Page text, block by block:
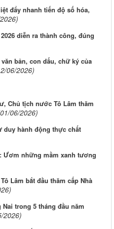
đẩy nhanh tiến độ số hóa,
diễn ra thành công, đúng
bản, con dấu, chữ ký của
06/2026)
Chủ tịch nước Tô Lâm thăm
06/2026)
duy hành động thực chất
Ươm những mầm xanh tương
Lâm bắt đầu thăm cấp Nhà
trong 5 tháng đầu năm
2026)